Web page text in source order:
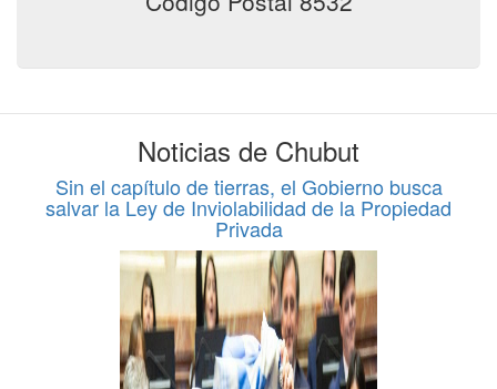
Noticias de Chubut
Sin el capítulo de tierras, el Gobierno busca
salvar la Ley de Inviolabilidad de la Propiedad
Privada